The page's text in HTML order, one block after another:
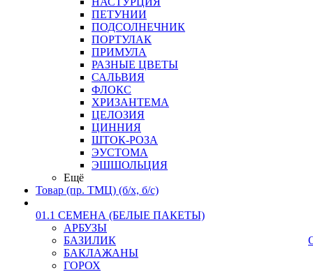
ПЕТУНИИ
ПОДСОЛНЕЧНИК
ПОРТУЛАК
ПРИМУЛА
РАЗНЫЕ ЦВЕТЫ
САЛЬВИЯ
ФЛОКС
ХРИЗАНТЕМА
ЦЕЛОЗИЯ
ЦИННИЯ
ШТОК-РОЗА
ЭУСТОМА
ЭШШОЛЬЦИЯ
Ещё
Товар (пр. ТМЦ) (б/х, б/с)
01.1 СЕМЕНА (БЕЛЫЕ ПАКЕТЫ)
АРБУЗЫ
БАЗИЛИК
БАКЛАЖАНЫ
ГОРОХ